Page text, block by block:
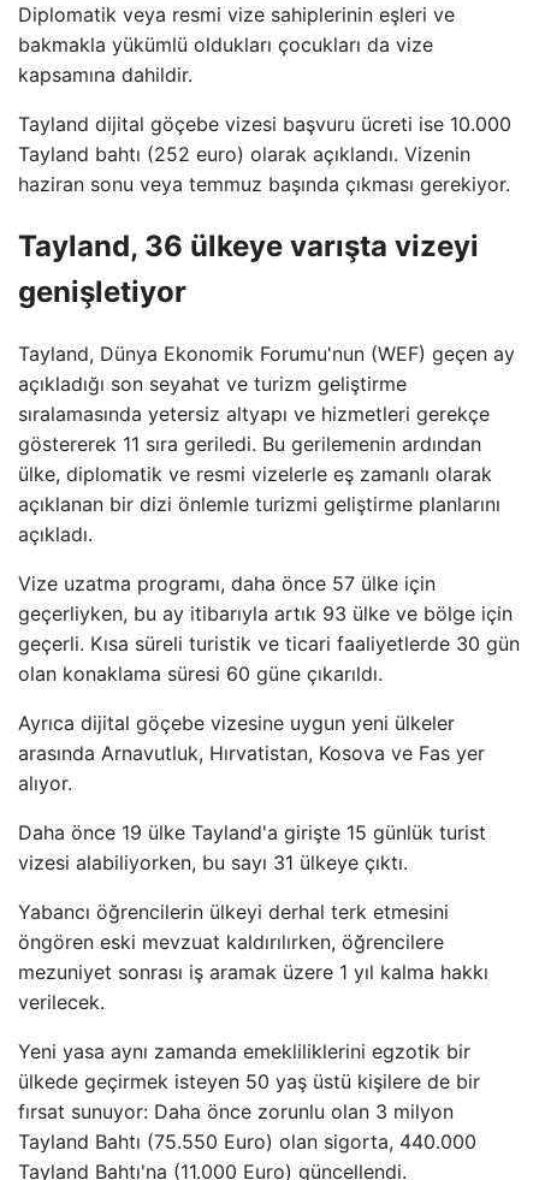
Diplomatik veya resmi vize sahiplerinin eşleri ve
bakmakla yükümlü oldukları çocukları da vize
kapsamına dahildir.
Tayland dijital göçebe vizesi başvuru ücreti ise 10.000
Tayland bahtı (252 euro) olarak açıklandı. Vizenin
haziran sonu veya temmuz başında çıkması gerekiyor.
Tayland, 36 ülkeye varışta vizeyi
genişletiyor
Tayland, Dünya Ekonomik Forumu'nun (WEF) geçen ay
açıkladığı son seyahat ve turizm geliştirme
sıralamasında yetersiz altyapı ve hizmetleri gerekçe
göstererek 11 sıra geriledi. Bu gerilemenin ardından
ülke, diplomatik ve resmi vizelerle eş zamanlı olarak
açıklanan bir dizi önlemle turizmi geliştirme planlarını
açıkladı.
Vize uzatma programı, daha önce 57 ülke için
geçerliyken, bu ay itibarıyla artık 93 ülke ve bölge için
geçerli. Kısa süreli turistik ve ticari faaliyetlerde 30 gün
olan konaklama süresi 60 güne çıkarıldı.
Ayrıca dijital göçebe vizesine uygun yeni ülkeler
arasında Arnavutluk, Hırvatistan, Kosova ve Fas yer
alıyor.
Daha önce 19 ülke Tayland'a girişte 15 günlük turist
vizesi alabiliyorken, bu sayı 31 ülkeye çıktı.
Yabancı öğrencilerin ülkeyi derhal terk etmesini
öngören eski mevzuat kaldırılırken, öğrencilere
mezuniyet sonrası iş aramak üzere 1 yıl kalma hakkı
verilecek.
Yeni yasa aynı zamanda emekliliklerini egzotik bir
ülkede geçirmek isteyen 50 yaş üstü kişilere de bir
fırsat sunuyor: Daha önce zorunlu olan 3 milyon
Tayland Bahtı (75.550 Euro) olan sigorta, 440.000
Tayland Bahtı'na (11.000 Euro) güncellendi.